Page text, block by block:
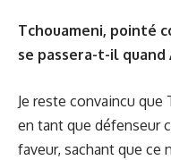
Tchouameni, pointé
se passera-t-il quand
Je reste convaincu
en tant que défenseur
faveur, sachant que ce